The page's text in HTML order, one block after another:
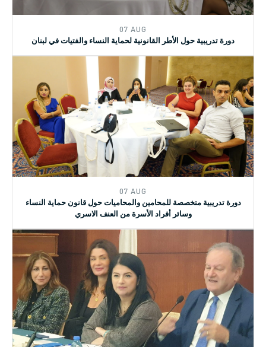
07 AUG
دورة تدريبية حول الأطر القانونية لحماية النساء والفتيات في لبنان
07 AUG
دورة تدريبية متخصصة للمحامين والمحاميات حول قانون حماية النساء
وسائر أفراد الأسرة من العنف الاسري